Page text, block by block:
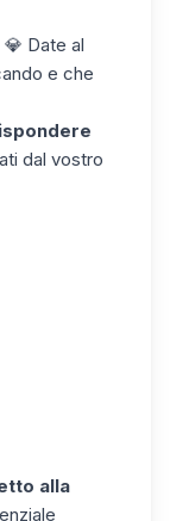
Date al
e che
dal vostro
alla